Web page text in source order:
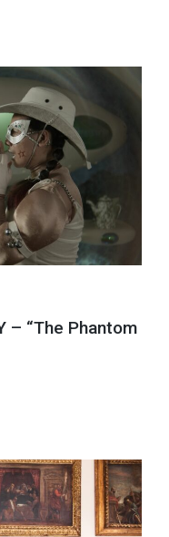
– “The Phantom